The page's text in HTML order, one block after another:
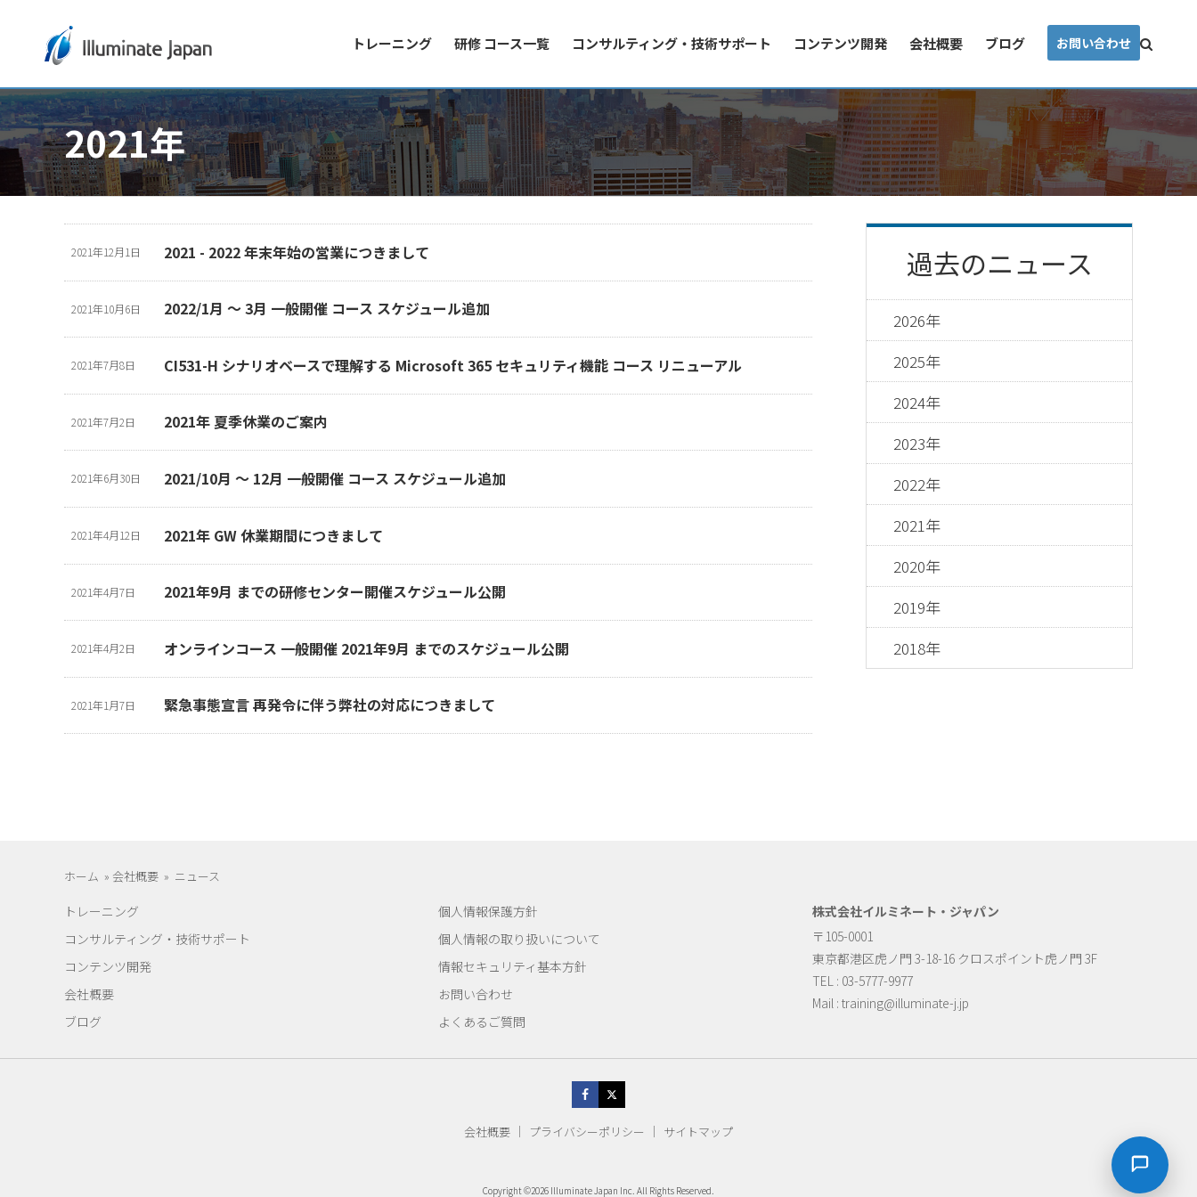
トレーニング 研修 コース一覧 コンサルティング・技術サポート コンテンツ開発 会社概要 ブログ お問い合わせ
2021年
2021年12月1日 2021 - 2022 年末年始の営業につきまして
2021年10月6日 2022/1月 ～ 3月 一般開催 コース スケジュール追加
2021年7月8日 CI531-H シナリオベースで理解する Microsoft 365 セキュリティ機能 コース リニューアル
2021年7月2日 2021年 夏季休業のご案内
2021年6月30日 2021/10月 ～ 12月 一般開催 コース スケジュール追加
2021年4月12日 2021年 GW 休業期間につきまして
2021年4月7日 2021年9月 までの研修センター開催スケジュール公開
2021年4月2日 オンラインコース 一般開催 2021年9月 までのスケジュール公開
2021年1月7日 緊急事態宣言 再発令に伴う弊社の対応につきまして
過去のニュース
2026年
2025年
2024年
2023年
2022年
2021年
2020年
2019年
2018年
ホーム » 会社概要 » ニュース
トレーニング
コンサルティング・技術サポート
コンテンツ開発
会社概要
ブログ
個人情報保護方針
個人情報の取り扱いについて
情報セキュリティ基本方針
お問い合わせ
よくあるご質問
株式会社イルミネート・ジャパン
〒105-0001
東京都港区虎ノ門 3-18-16 クロスポイント虎ノ門 3F
TEL : 03-5777-9977
Mail : training@illuminate-j.jp
会社概要 プライバシーポリシー サイトマップ
Copyright ©2026 Illuminate Japan Inc. All Rights Reserved.